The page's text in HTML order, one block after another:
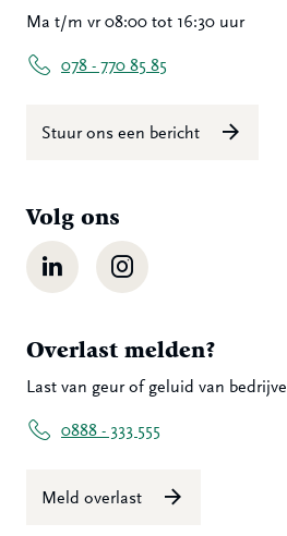
Ma t/m vr 08:00 tot 16:30 uur
078 - 770 85 85
Stuur ons een bericht
Volg ons
LinkedIn Instagram
Overlast melden?
Last van geur of geluid van
0888 - 333 555
Meld overlast